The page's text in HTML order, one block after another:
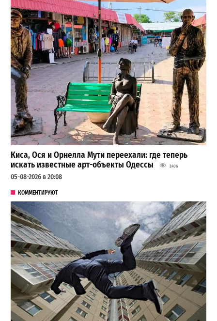
Киса, Ося и Орнелла Мути переехали: где теперь
искать известные арт-объекты Одессы
2406
05-08-2026 в 20:08
КОММЕНТИРУЮТ